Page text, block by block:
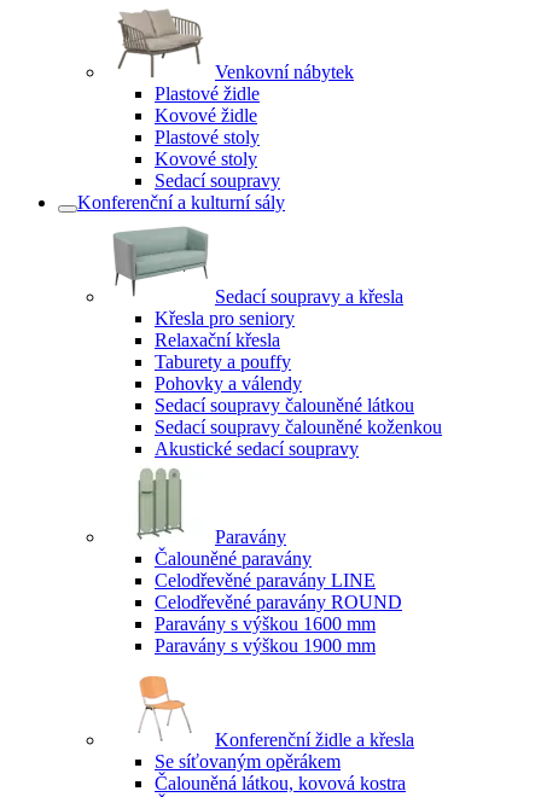
Venkovní nábytek
Plastové židle
Kovové židle
Plastové stoly
Kovové stoly
Sedací soupravy
Konferenční a kulturní sály
Sedací soupravy a křesla
Křesla pro seniory
Relaxační křesla
Taburety a pouffy
Pohovky a válendy
Sedací soupravy čalouněné látkou
Sedací soupravy čalouněné koženkou
Akustické sedací soupravy
Paravány
Čalouněné paravány
Celodřevěné paravány LINE
Celodřevěné paravány ROUND
Paravány s výškou 1600 mm
Paravány s výškou 1900 mm
Konferenční židle a křesla
Se síťovaným opěrákem
Čalouněná látkou, kovová kostra